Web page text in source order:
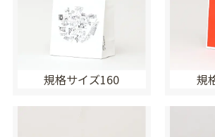
規格サイズ160 規